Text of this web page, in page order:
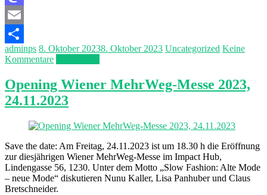
Mastodon
Email
Teilen
adminps 8. Oktober 20238. Oktober 2023 Uncategorized Keine
Kommentare
Opening Wiener MehrWeg-Messe 2023,
24.11.2023
Save the date: Am Freitag, 24.11.2023 ist um 18.30 h die Eröffnung
zur diesjährigen Wiener MehrWeg-Messe im Impact Hub,
Lindengasse 56, 1230. Unter dem Motto „Slow Fashion: Alte Mode
– neue Mode“ diskutieren Nunu Kaller, Lisa Panhuber und Claus
Bretschneider.